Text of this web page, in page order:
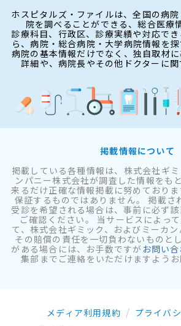
ホスピタルズ・ファイルは、全国の病
院を調べることができる、総合医療
診療科目、行政区、診療実績や対応で
ら、病院・総合病院・大学病院情報を探
病院の基本情報だけでなく、独自取材
詳細や、病院長やその他ドクターに関
掲載情報について
掲載している各種情報は、株式会社ギ
ンパニー株式会社が調査した情報をも
来るだけ正確な情報掲載に努めており
保証するものではありません。 掲載さ
受診を希望される場合は、事前に必ず
ご確認ください。 当サービスによっ
て、株式会社ギミック、およびミーカ
その賠償の責任を一切負わないものと
がある場合には、お手数ですが お問い
集部までご連絡をいただけますようお
メディア利用規約
プライバ